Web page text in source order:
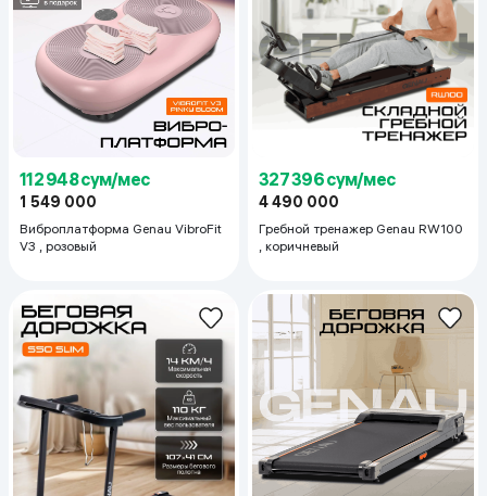
112 948 сум/мес
1 549 000
Виброплатформа Genau VibroFit
V3 , розовый
327 396 сум/мес
4 490 000
Гребной тренажер Genau RW100
, коричневый